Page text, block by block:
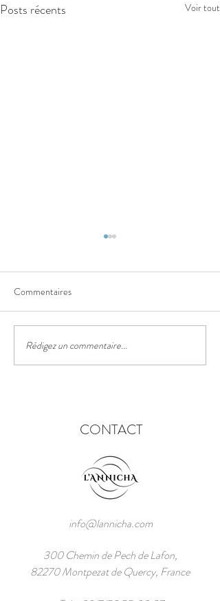
Posts récents Voir tout
Le festival des lanternes
chinoises
Commentaires
Rédigez un commentaire...
CONTACT
info@lannicha.com
300 Chemin de Pech de Lafon,
82270 Montpezat de Quercy, France